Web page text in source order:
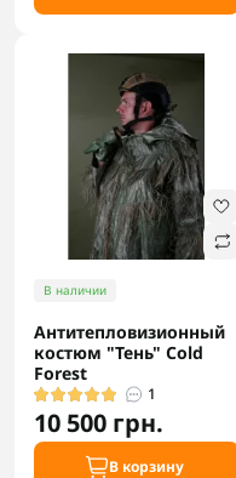
В наличии
Антитепловизионный
костюм "Тень" Cold
Forest
1
10 500 грн.
В корзину